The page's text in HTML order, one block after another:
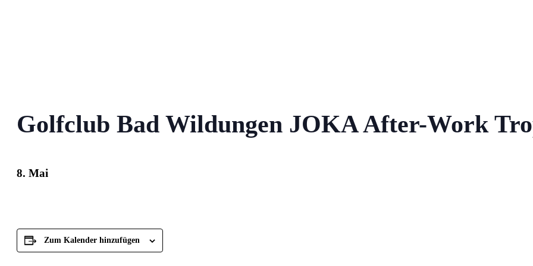
Golfclub Bad Wildungen JOKA After-Work
8. Mai
Zum Kalender hinzufügen